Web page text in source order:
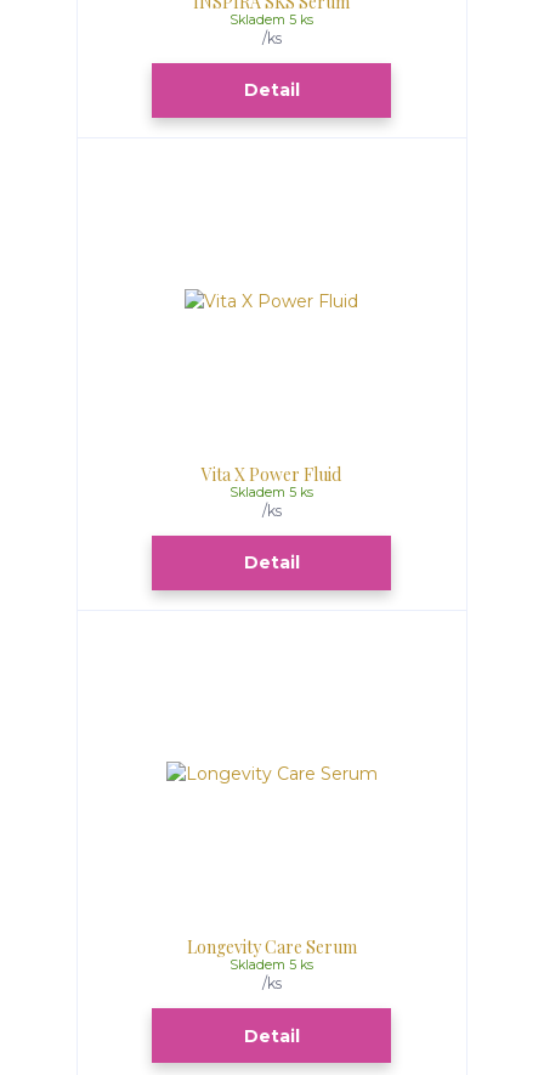
/ks
Skladem 5 ks
Detail
Vita X Power Fluid
/ks
Skladem 5 ks
Detail
Longevity Care Serum
/ks
Skladem 5 ks
Detail